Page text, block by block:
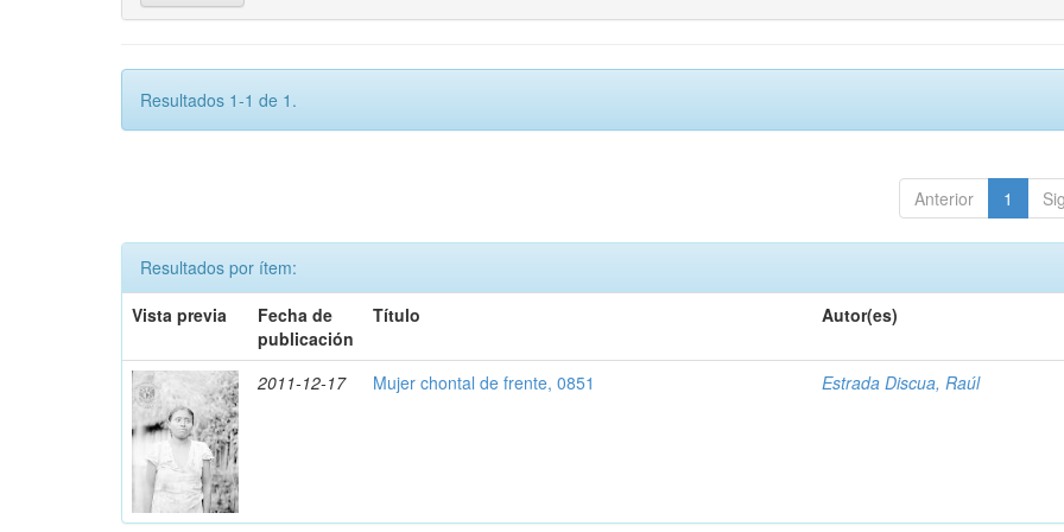
Resultados 1-1 de 1.
Anterior 1
Resultados por ítem:
Vista previa
Fecha de
publicación
Título Autor(es)
2011-12-17 Mujer chontal de frente, 0851 Estrada Discua, Raúl